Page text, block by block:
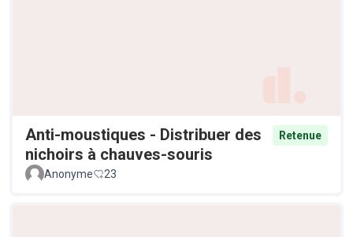
Anti-moustiques - Distribuer des
nichoirs à chauves-souris
Retenue
Anonyme 23